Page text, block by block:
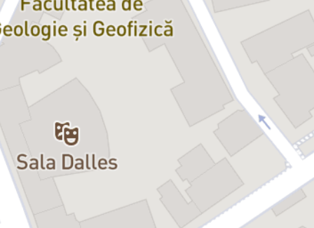
întâmplări tragi-comice este o nuntă. Printre pregătiri vesele, cu
lăutari, cazane cu sarmale pe pirostrii și poloboace cu zaibăr, ies la
iveală drame apăsătoare și se dezvăluie lucruri nespuse până
atunci. Nimic nu este ceea ce pare, măștile cad pe rând, mai ales
când muții încep să... „vorbească”.
Vă invităm să vizionați un spectacol dinamic ca iureșul unei sârbe,
dar și elegiac ca o doină, păstrând aceeași autenticitate a
pitorescului limbaj oltenesc, care l-a impus pe Gavril Pătru ca
dramaturg de succes.
„Ceasu’ și cămașa miresii (Nunta)” funcționează ca un spectacol de
sine-stătător, deși vă recomandăm călduros să vizionați și prima
parte, „Moroi și Păpădii”.
Distribuția: